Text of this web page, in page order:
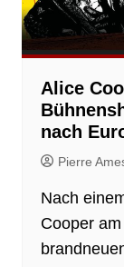
Alice
nach
Pierre
Nach
Cooper